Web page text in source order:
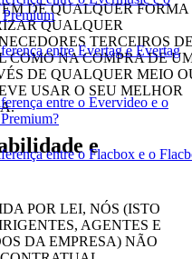
entre Evertag e Evertag
entre o Evervideo e o
entre o Flacbox e o
DE QUALQUER FORMA
QUALQUER
TERCEIROS
COMO NA COMPRA DE
DE QUALQUER MEIO
USAR O SEU MELHOR
e
POR LEI, NÓS (ISTO
AGENTES E
DA EMPRESA) NÃO